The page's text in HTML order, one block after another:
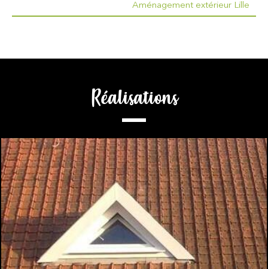
Aménagement extérieur Lille
Réalisations